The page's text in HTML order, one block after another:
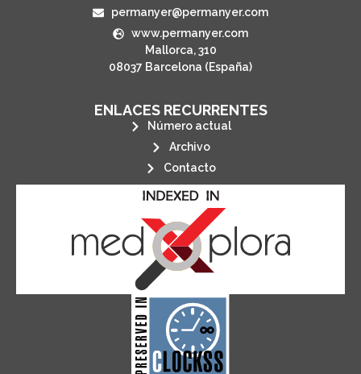
permanyer@permanyer.com
www.permanyer.com
Mallorca, 310
08037 Barcelona (España)
ENLACES RECURRENTES
Número actual
Archivo
Contacto
CLOCKSS is a dak archive that
ensures the long-term survival
of web-based scholary
publications, governed by and for
its stakeholders.